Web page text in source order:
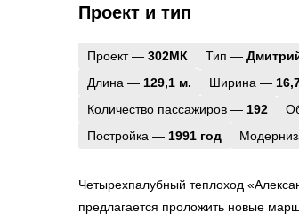
Проект и тип
Проект — 302МК Тип —
Длина — 129,1 м. Ширина —
Количество пассажиров — 192
Постройка — 1991 год
Четырехпалубный теплоход
предлагается проложить новые